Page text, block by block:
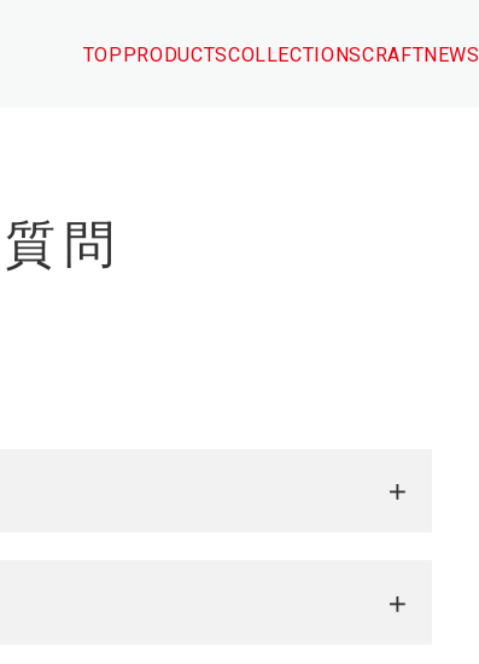
TOPPRODUCTSCOLLECTIONSCRAFTNEWS
問